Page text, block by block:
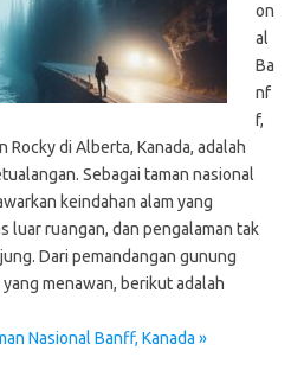
on
al
Ba
nf
f,
di Alberta, Kanada, adalah
Sebagai taman nasional
keindahan alam yang
luar ruangan, dan pengalaman tak
Dari pemandangan gunung
menawan, berikut adalah
Nasional Banff, Kanada »